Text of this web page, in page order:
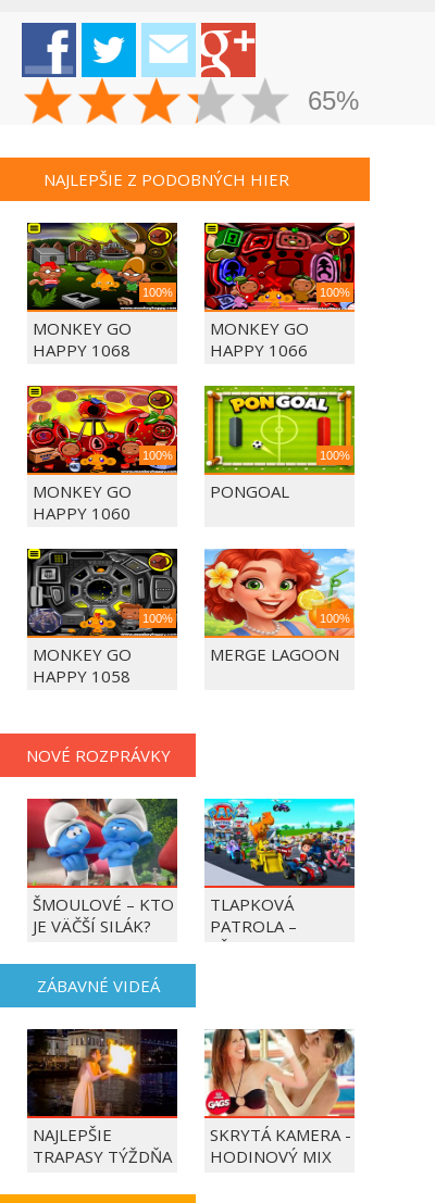
65%
NAJLEPŠIE Z PODOBNÝCH HIER
100%
MONKEY GO
HAPPY 1068
100%
MONKEY GO
HAPPY 1066
100%
MONKEY GO
HAPPY 1060
100%
PONGOAL
100%
MONKEY GO
HAPPY 1058
100%
MERGE LAGOON
NOVÉ ROZPRÁVKY
ŠMOULOVÉ – KTO
JE VÄČŠÍ SILÁK?
TLAPKOVÁ
PATROLA –
VŠETKY LABKY DO
ZÁBAVNÉ VIDEÁ
NAJLEPŠIE
TRAPASY TÝŽDŇA
SKRYTÁ KAMERA -
HODINOVÝ MIX